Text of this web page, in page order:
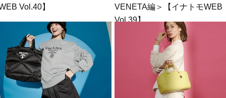
Vol.40】
VENETA編＞【イナトモWEB
Vol.39】